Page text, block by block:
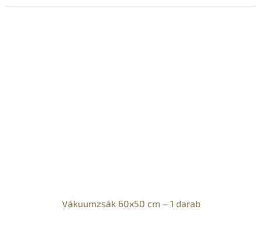
Vákuumzsák 60x50 cm – 1 darab